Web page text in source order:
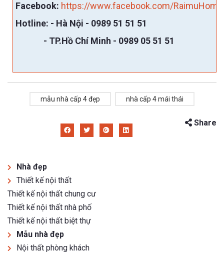
Facebook: https://www.facebook.com/
Hotline: - Hà Nội - 0989 51 51 51
- TP.Hồ Chí Minh - 0989 05 51 51
mẫu nhà cấp 4 đẹp nhà cấp 4 mái thái
Share
Nhà đẹp
Thiết kế nội thất
Thiết kế nội thất chung cư
Thiết kế nội thất nhà phố
Thiết kế nội thất biệt thự
Mẫu nhà đẹp
Nội thất phòng khách